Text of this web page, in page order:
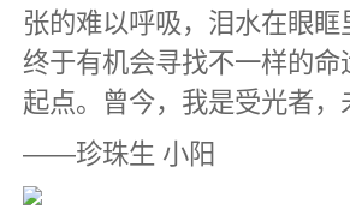
张的难以呼吸，泪水在眼
终于有机会寻找不一样的
起点。曾今，我是受光者
——珍珠生 小阳